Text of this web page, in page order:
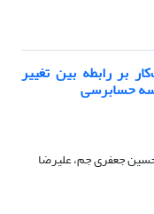
بر رابطه بین تغییر
حسابرسی
جعفری جم، علیرضا